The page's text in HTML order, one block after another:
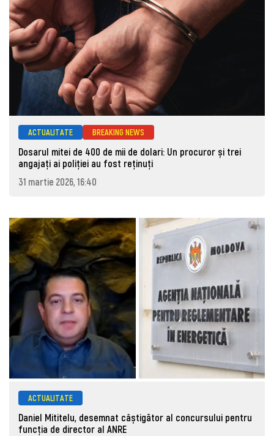
ACTUALITATE BREAKING NEWS
Dosarul mitei de 400 de mii de dolari: Un procuror și trei
angajați ai poliției au fost reținuți
31 martie 2026, 16:40
ACTUALITATE
Daniel Mititelu, desemnat câștigător al concursului pentru
funcția de director al ANRE